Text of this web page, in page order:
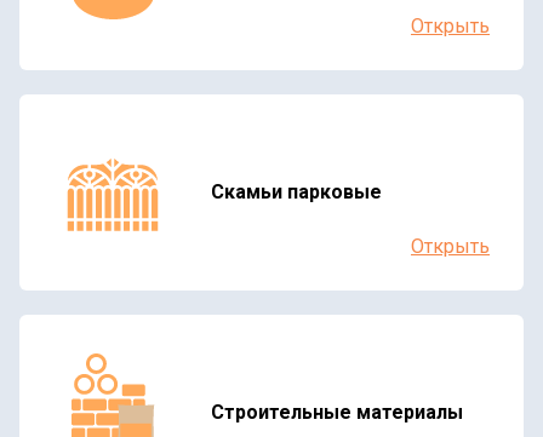
Открыть
Скамьи парковые
Открыть
Строительные материалы